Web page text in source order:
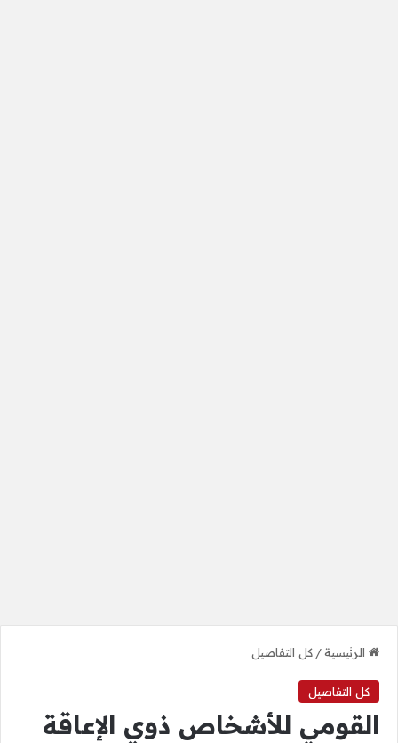
الرئيسية/ كل التفاصيل
كل التفاصيل
القومي للأشخاص ذوي الإعاقة